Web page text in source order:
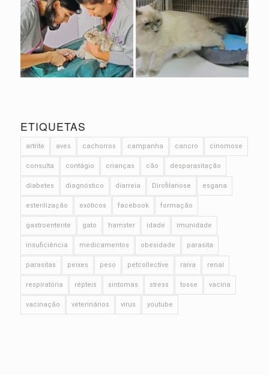
ETIQUETAS
artrite aves cachorros campanha cancro cinomose
consulta contágio crianças cão desparasitação
diabetes diagnóstico diarreia Dirofilariose esgana
esterilização exóticos facebook formação
gastroenterite gato hamster idade imunidade
insuficiência medicamentos obesidade parasita
parasitas peixes peso petcollective raiva renal
respiratória répteis sintomas stress tosse vacina
vacinação veterinários vírus youtube